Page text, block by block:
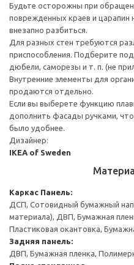
Будьте осторожны при
поврежденных краев и царапин
внезапно разбиться.
Для разных стен требуются
приспособления. Подберите
дюбели, саморезы и т. п. (не
Внутренние элементы для
продаются отдельно.
Если вы выберете функцию
дополнить фасады ручками,
было удобнее.
Дизайнер:
IKEA of Sweden
Каркас Панель:
ДСП, Сотовидный бумажный
материала), ДВП, Бумажная
Пластиковая окантовка,
Задняя панель:
ДВП, Бумажная пленка,